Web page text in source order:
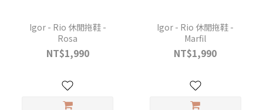
Igor - Rio 休閒拖鞋 -
Rosa
NT$1,990
Igor - Rio 休閒拖鞋 -
Marfil
NT$1,990